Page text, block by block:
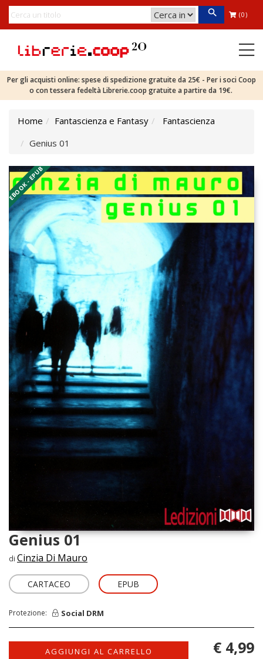
(0)
Per gli acquisti online: spese di spedizione gratuite da 25€ - Per i soci Coop
o con tessera fedeltà Librerie.coop gratuite a partire da 19€.
Home Fantascienza e Fantasy
Fantascienza
Genius 01
EBOOK - EPUB
Genius 01
di Cinzia Di Mauro
CARTACEO EPUB
Protezione: Social DRM
AGGIUNGI AL CARRELLO € 4,99